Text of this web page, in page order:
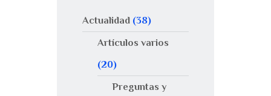
Actualidad (38)
Artículos varios
(20)
Preguntas y